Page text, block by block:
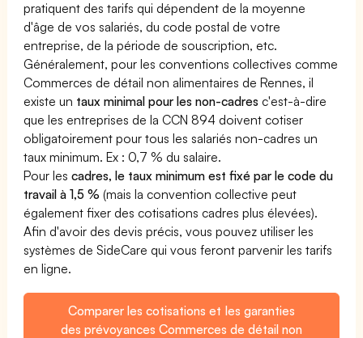
pratiquent des tarifs qui dépendent de la moyenne
d'âge de vos salariés, du code postal de votre
entreprise, de la période de souscription, etc.
Généralement, pour les conventions collectives comme
Commerces de détail non alimentaires de Rennes, il
existe un taux minimal pour les non-cadres c'est-à-dire
que les entreprises de la CCN 894 doivent cotiser
obligatoirement pour tous les salariés non-cadres un
taux minimum. Ex : 0,7 % du salaire.
Pour lescadres, le taux minimum est fixé par le code du
travail à 1,5 % (mais la convention collective peut
également fixer des cotisations cadres plus élevées).
Afin d'avoir des devis précis, vous pouvez utiliser les
systèmes de SideCare qui vous feront parvenir les tarifs
en ligne.
Comparer les cotisations et les garanties
des prévoyances Commerces de détail non